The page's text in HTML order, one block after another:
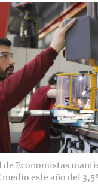
de Economistas
medio este año del